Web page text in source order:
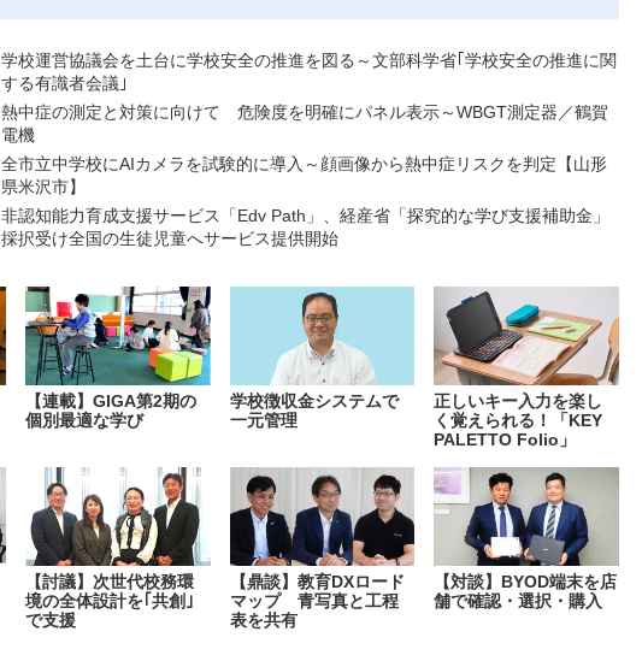
学校運営協議会を土台に学校安全の推進を図る～文部科学省｢学校安全の推進に関
する有識者会議｣
熱中症の測定と対策に向けて 危険度を明確にパネル表示～WBGT測定器／鶴賀
電機
全市立中学校にAIカメラを試験的に導入～顔画像から熱中症リスクを判定【山形
県米沢市】
非認知能力育成支援サービス「Edv Path」、経産省「探究的な学び支援補助金」
採択受け全国の生徒児童へサービス提供開始
【連載】GIGA第2期の
個別最適な学び
学校徴収金システムで
一元管理
正しいキー入力を楽し
く覚えられる！「KEY
PALETTO Folio」
【討議】次世代校務環
境の全体設計を｢共創｣
で支援
【鼎談】教育DXロード
マップ 青写真と工程
表を共有
【対談】BYOD端末を店
舗で確認・選択・購入